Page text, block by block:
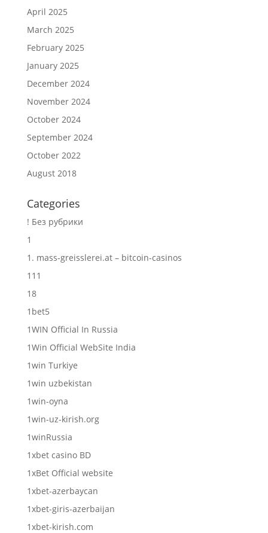
April 2025
March 2025
February 2025
January 2025
December 2024
November 2024
October 2024
September 2024
October 2022
August 2018
Categories
! Без рубрики
1
1. mass-greisslerei.at – bitcoin-casinos
111
18
1bet5
1WIN Official In Russia
1Win Official WebSite India
1win Turkiye
1win uzbekistan
1win-oyna
1win-uz-kirish.org
1winRussia
1xbet casino BD
1xBet Official website
1xbet-azerbaycan
1xbet-giris-azerbaijan
1xbet-kirish.com